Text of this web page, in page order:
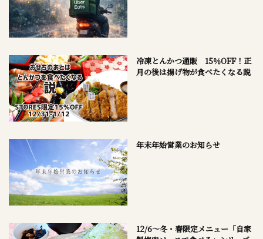
冷凍とんかつ通販 15％OFF！正
月の後は揚げ物が食べたくなる説
年末年始営業のお知らせ
12/6～冬・春限定メニュー「自家